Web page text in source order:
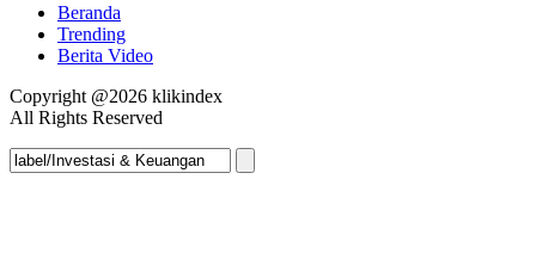
Beranda
Trending
Berita Video
Copyright @2026 klikindex
All Rights Reserved